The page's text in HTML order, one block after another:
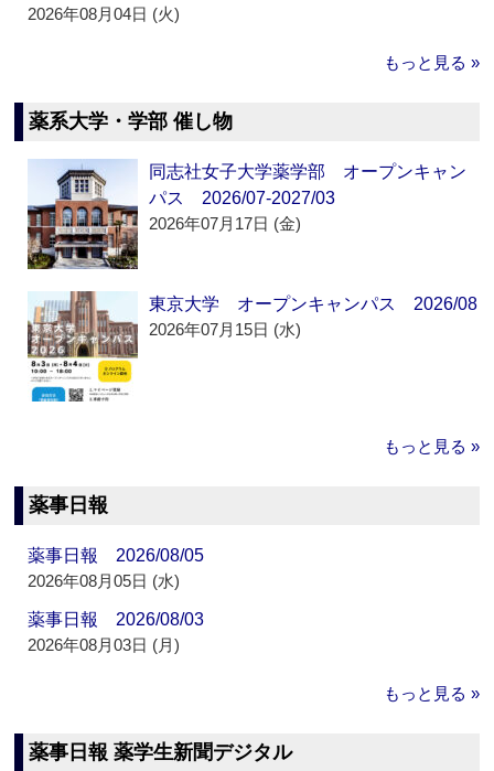
2026年08月04日 (火)
もっと見る »
薬系大学・学部 催し物
同志社女子大学薬学部 オープンキャン
パス 2026/07-2027/03
2026年07月17日 (金)
東京大学 オープンキャンパス 2026/08
2026年07月15日 (水)
もっと見る »
薬事日報
薬事日報 2026/08/05
2026年08月05日 (水)
薬事日報 2026/08/03
2026年08月03日 (月)
もっと見る »
薬事日報 薬学生新聞デジタル